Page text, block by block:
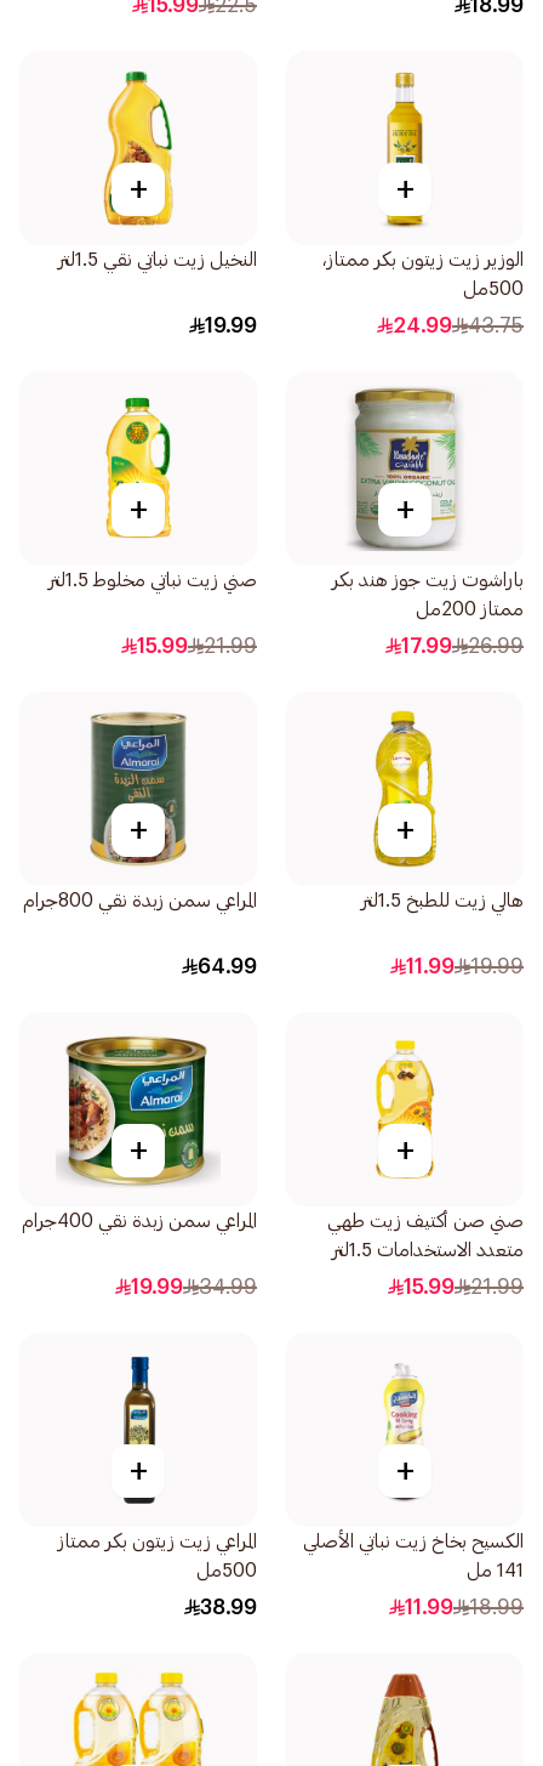
18.99
22.5
15.99
+
الوزير زيت زيتون بكر ممتاز،
500مل
43.75
24.99
+
النخيل زيت نباتي نقي 1.5لتر
19.99
+
باراشوت زيت جوز هند بكر
ممتاز 200مل
26.99
17.99
+
صني زيت نباتي مخلوط 1.5لتر
21.99
15.99
+
هالي زيت للطبخ 1.5لتر
19.99
11.99
+
المراعي سمن زبدة نقي 800جرام
64.99
+
صني صن أكتيف زيت طهي
متعدد الاستخدامات 1.5لتر
21.99
15.99
+
المراعي سمن زبدة نقي 400جرام
34.99
19.99
+
الكسيح بخاخ زيت نباتي الأصلي
141 مل
18.99
11.99
+
المراعي زيت زيتون بكر ممتاز
500مل
38.99